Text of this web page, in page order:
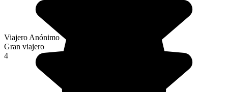
Viajero Anónimo
Gran viajero
4